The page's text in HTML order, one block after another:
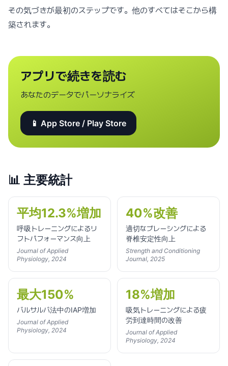
その気づきが最初のステップです。他のすべてはそこから構
築されます。
アプリで続きを読む
あなたのデータでパーソナライズ
📱 App Store / Play Store
📊 主要統計
平均12.3%増加
呼吸トレーニングによるリ
フトパフォーマンス向上
Journal of Applied
Physiology, 2024
40%改善
適切なブレーシングによる
脊椎安定性向上
Strength and Conditioning
Journal, 2025
最大150%
バルサルバ法中のIAP増加
Journal of Applied
Physiology, 2024
18%増加
吸気トレーニングによる疲
労到達時間の改善
Journal of Applied
Physiology, 2024